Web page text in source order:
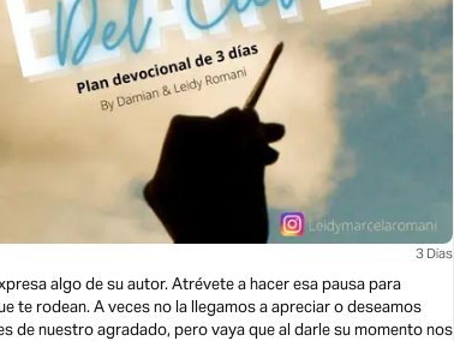
3 Dias
algo de su autor. Atrévete a hacer esa pausa para
te rodean. A veces no la llegamos a apreciar o deseamos
de nuestro agradado, pero vaya que al darle su momento nos